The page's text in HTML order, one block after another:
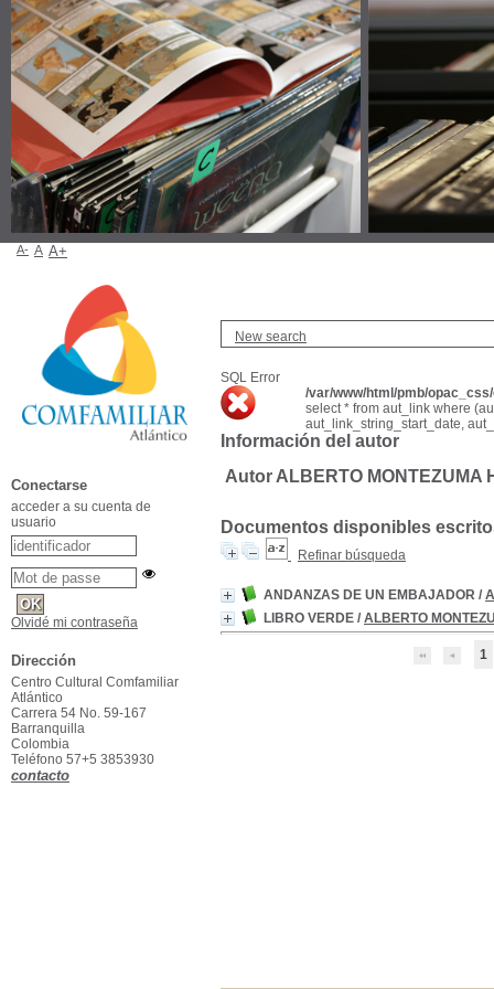
New search
SQL Error
/var/www/html/pmb/
select * from aut_link where
aut_link_string_start_date,
Información del autor
Autor ALBERTO MONTEZUMA
Documentos disponibles
Refinar búsqueda
ANDANZAS DE UN EMBAJADOR /
LIBRO VERDE / ALBERTO
1
A- A A+
Conectarse
acceder a su cuenta de
usuario
Olvidé mi contraseña
Dirección
Centro Cultural Comfamiliar
Atlántico
Carrera 54 No. 59-167
Barranquilla
Colombia
Teléfono 57+5 3853930
contacto